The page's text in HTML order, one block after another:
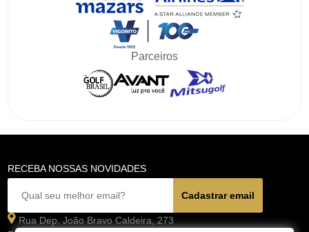
Parceiros
RECEBA NOSSAS NOVIDADES
Rua Dep. João Bravo Caldeira, 273